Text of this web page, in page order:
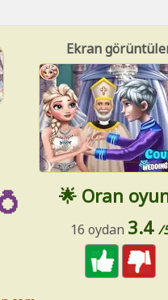
Ekran
🌟 Oran
16 oydan 3.4 /